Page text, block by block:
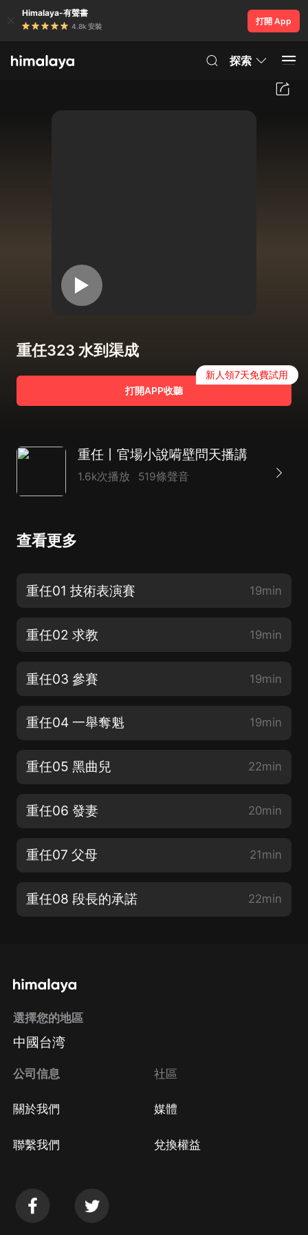
Himalaya-有聲書
4.8k 安裝
打開 App
探索
重任323 水到渠成
打開APP收聽
新人領7天免費試用
重任丨官場小說嗬壁問天播講
1.6k次播放 519條聲音
查看更多
重任01 技術表演賽 19min
重任02 求教 19min
重任03 參賽 19min
重任04 一舉奪魁 19min
重任05 黑曲兒 22min
重任06 發妻 20min
重任07 父母 21min
重任08 段長的承諾 22min
選擇您的地區
中國台湾
公司信息
關於我們
聯繫我們
社區
媒體
兌換權益